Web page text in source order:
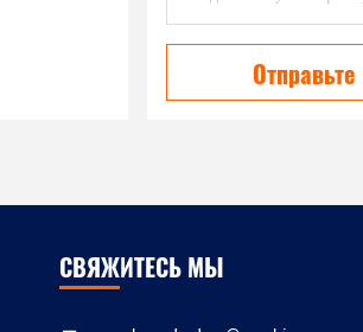
Отправьте
СВЯЖИТЕСЬ МЫ